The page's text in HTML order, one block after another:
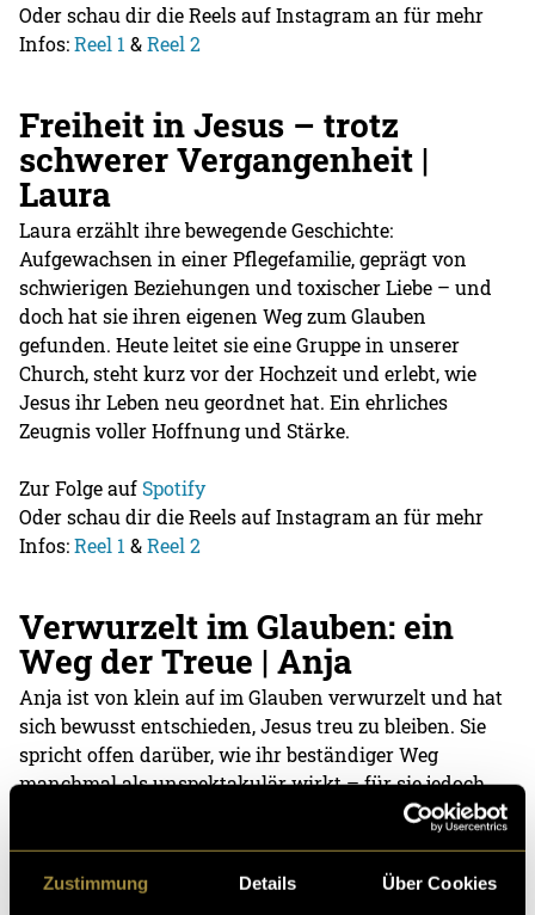
Zustimmung Details Über Cookies
Oder schau dir die Reels auf Instagram an für mehr
Infos:Reel 1 &Reel 2
Freiheit in Jesus – trotz
schwerer Vergangenheit |
Laura
Laura erzählt ihre bewegende Geschichte:
Aufgewachsen in einer Pflegefamilie, geprägt von
schwierigen Beziehungen und toxischer Liebe – und
doch hat sie ihren eigenen Weg zum Glauben
gefunden. Heute leitet sie eine Gruppe in unserer
Church, steht kurz vor der Hochzeit und erlebt, wie
Jesus ihr Leben neu geordnet hat. Ein ehrliches
Zeugnis voller Hoffnung und Stärke.
Zur Folge auf Spotify
Oder schau dir die Reels auf Instagram an für mehr
Infos:Reel 1 &Reel 2
Verwurzelt im Glauben: ein
Weg der Treue | Anja
Anja ist von klein auf im Glauben verwurzelt und hat
sich bewusst entschieden, Jesus treu zu bleiben. Sie
spricht offen darüber, wie ihr beständiger Weg
manchmal als unspektakulär wirkt – für sie jedoch
ein grosser Segen und Ausdruck von Stärke ist. Als
Ehefrau und vierfache Mama erzählt sie von den
Herausforderungen des Lebens, vom Dranbleiben im
Glauben und davon, warum sie Jesus heute mehr